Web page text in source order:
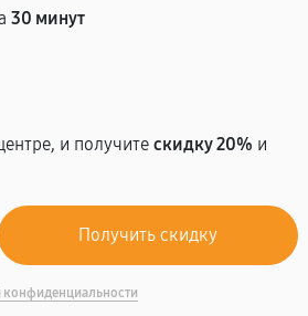
30 минут
и получитескидку 20% и
конфиденциальности